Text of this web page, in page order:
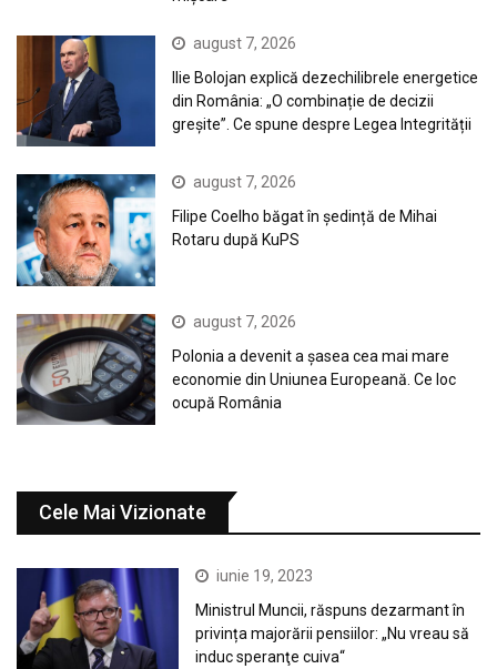
august 7, 2026
Ilie Bolojan explică dezechilibrele energetice
din România: „O combinație de decizii
greșite”. Ce spune despre Legea Integrității
august 7, 2026
Filipe Coelho băgat în ședință de Mihai
Rotaru după KuPS
august 7, 2026
Polonia a devenit a șasea cea mai mare
economie din Uniunea Europeană. Ce loc
ocupă România
Cele Mai Vizionate
iunie 19, 2023
Ministrul Muncii, răspuns dezarmant în
privința majorării pensiilor: „Nu vreau să
induc speranţe cuiva“